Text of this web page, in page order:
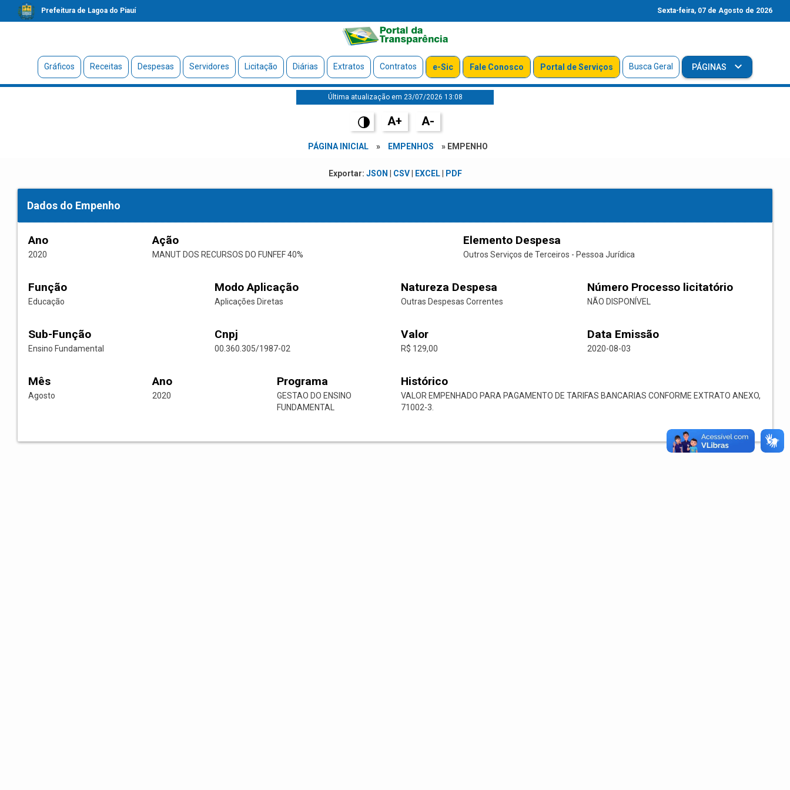
Prefeitura de Lagoa do Piauí Sexta-feira, 07 de Agosto de 2026
Gráficos Receitas Despesas Servidores Licitação Diárias Extratos Contratos e-Sic Fale Conosco Portal de Serviços Busca Geral PÁGINAS
Última atualização em 23/07/2026 13:08
A+ A-
PÁGINA INICIAL » EMPENHOS » EMPENHO
Exportar: JSON CSV| EXCEL| PDF
Dados do Empenho
Ano
2020
Ação
MANUT DOS RECURSOS DO FUNFEF 40%
Elemento Despesa
Outros Serviços de Terceiros - Pessoa Jurídica
Função
Educação
Modo Aplicação
Aplicações Diretas
Natureza Despesa
Outras Despesas Correntes
Número Processo licitatório
NÃO DISPONÍVEL
Sub-Função
Ensino Fundamental
Cnpj
00.360.305/1987-02
Valor
R$ 129,00
Data Emissão
2020-08-03
Mês
Agosto
Ano
2020
Programa
GESTAO DO ENSINO
FUNDAMENTAL
Histórico
VALOR EMPENHADO PARA PAGAMENTO DE TARIFAS BANCARIAS CONFORME EXTRATO ANEXO,
71002-3.